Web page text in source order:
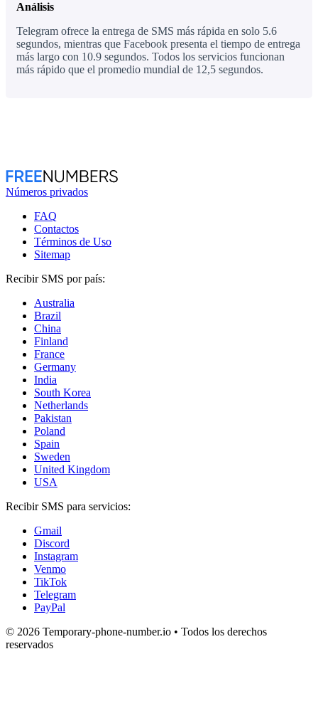
Análisis
Telegram ofrece la entrega de SMS más rápida en solo 5.6
segundos, mientras que Facebook presenta el tiempo de entrega
más largo con 10.9 segundos. Todos los servicios funcionan
más rápido que el promedio mundial de 12,5 segundos.
Números privados
FAQ
Contactos
Términos de Uso
Sitemap
Recibir SMS por país:
Australia
Brazil
China
Finland
France
Germany
India
South Korea
Netherlands
Pakistan
Poland
Spain
Sweden
United Kingdom
USA
Recibir SMS para servicios:
Gmail
Discord
Instagram
Venmo
TikTok
Telegram
PayPal
© 2026 Temporary-phone-number.io • Todos los derechos
reservados